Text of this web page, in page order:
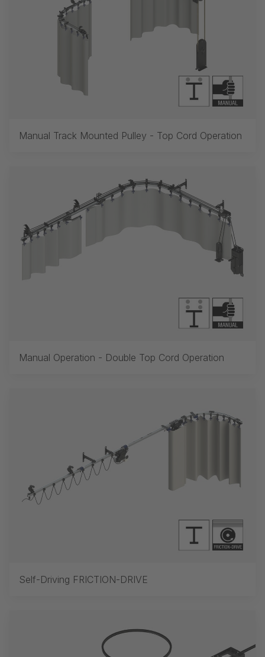
Manual Track Mounted Pulley - Top Cord Operation
Manual Operation - Double Top Cord Operation
Self-Driving FRICTION-DRIVE